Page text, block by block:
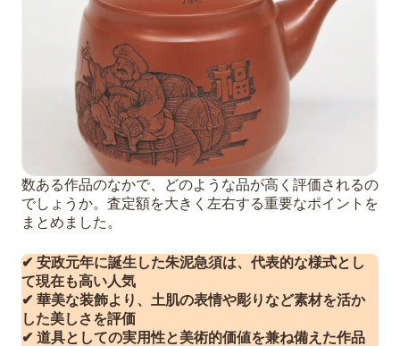
数ある作品のなかで、どのような品が高く評価されるの
でしょうか。査定額を大きく左右する重要なポイントを
まとめました。
✔ 安政元年に誕生した朱泥急須は、代表的な様式とし
て現在も高い人気
✔ 華美な装飾より、土肌の表情や彫りなど素材を活か
した美しさを評価
✔ 道具としての実用性と美術的価値を兼ね備えた作品